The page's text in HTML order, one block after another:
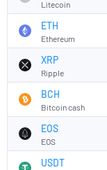
Litecoin
ETH
Ethereum
XRP
Ripple
BCH
Bitcoin cash
EOS
EOS
USDT